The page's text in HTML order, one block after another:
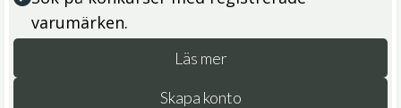
varumärken.
Läs mer
Skapa konto